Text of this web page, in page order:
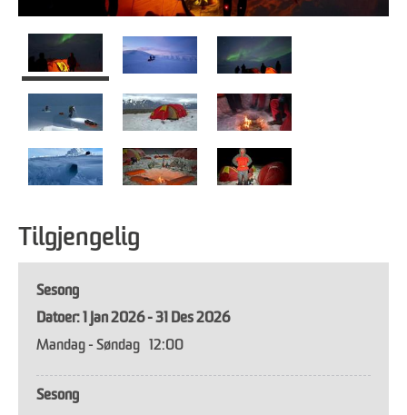
Tilgjengelig
Sesong
1 Jan 2026 - 31 Des 2026
Mandag - Søndag
12:00
Sesong